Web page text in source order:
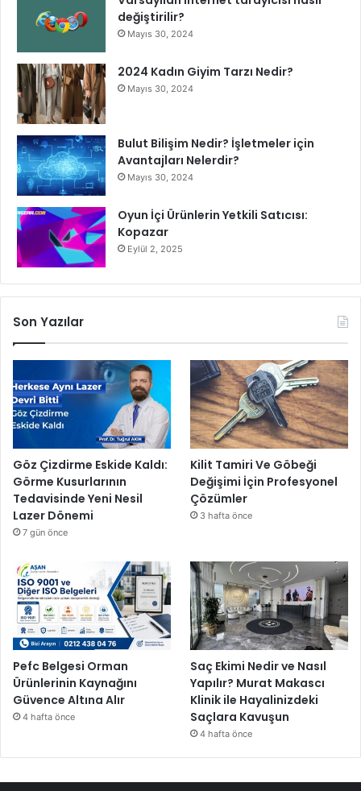
değiştirilir?
Mayıs 30, 2024
2024 Kadın Giyim Tarzı Nedir?
Mayıs 30, 2024
Bulut Bilişim Nedir? İşletmeler için
Avantajları Nelerdir?
Mayıs 30, 2024
Oyun İçi Ürünlerin Yetkili Satıcısı:
Kopazar
Eylül 2, 2025
Son Yazılar
Göz Çizdirme Eskide Kaldı:
Görme Kusurlarının
Tedavisinde Yeni Nesil
Lazer Dönemi
7 gün önce
Kilit Tamiri Ve Göbeği
Değişimi İçin Profesyonel
Çözümler
3 hafta önce
Pefc Belgesi Orman
Ürünlerinin Kaynağını
Güvence Altına Alır
4 hafta önce
Saç Ekimi Nedir ve Nasıl
Yapılır? Murat Makascı
Klinik ile Hayalinizdeki
Saçlara Kavuşun
4 hafta önce